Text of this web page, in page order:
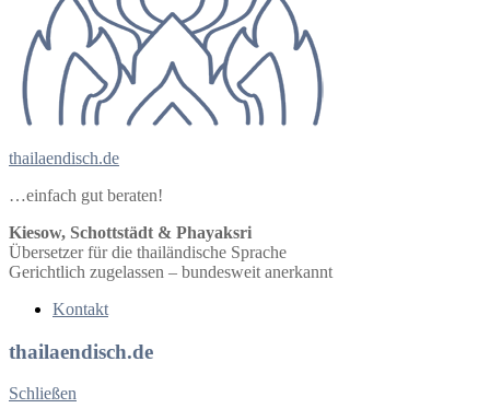
thailaendisch.de
…einfach gut beraten!
Kiesow, Schottstädt & Phayaksri
Übersetzer für die thailändische Sprache
Gerichtlich zugelassen – bundesweit anerkannt
Kontakt
thailaendisch.de
Schließen